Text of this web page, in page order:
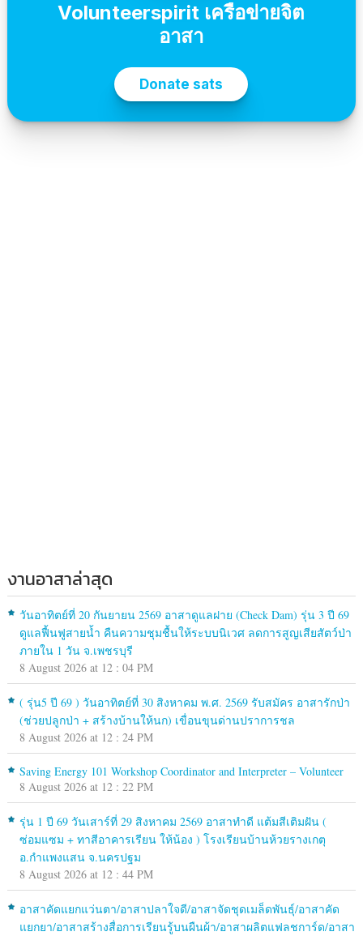
งานอาสาล่าสุด
วันอาทิตย์ที่ 20 กันยายน 2569 อาสาดูแลฝาย (Check Dam) รุ่น 3 ปี 69
ดูแลฟื้นฟูสายน้ำ คืนความชุมชื้นให้ระบบนิเวศ ลดการสูญเสียสัตว์ป่า
ภายใน 1 วัน จ.เพชรบุรี
8 August 2026 at 12 : 04 PM
( รุ่น5 ปี 69 ) วันอาทิตย์ที่ 30 สิงหาคม พ.ศ. 2569 รับสมัคร อาสารักป่า
(ช่วยปลูกป่า + สร้างบ้านให้นก) เขื่อนขุนด่านปราการชล
8 August 2026 at 12 : 24 PM
Saving Energy 101 Workshop Coordinator and Interpreter – Volunteer
8 August 2026 at 12 : 22 PM
รุ่น 1 ปี 69 วันเสาร์ที่ 29 สิงหาคม 2569 อาสาทำดี แต้มสีเติมฝัน (
ซ่อมแซม + ทาสีอาคารเรียน ให้น้อง ) โรงเรียนบ้านห้วยรางเกตุ
อ.กำแพงแสน จ.นครปฐม
8 August 2026 at 12 : 44 PM
อาสาคัดแยกแว่นตา/อาสาปลาใจดี/อาสาจัดชุดเมล็ดพันธุ์/อาสาคัด
แยกยา/อาสาสร้างสื่อการเรียนรู้บนผืนผ้า/อาสาผลิตแฟลชการ์ด/อาสา